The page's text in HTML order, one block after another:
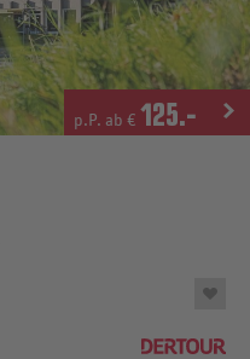
p.P. ab € 125.-